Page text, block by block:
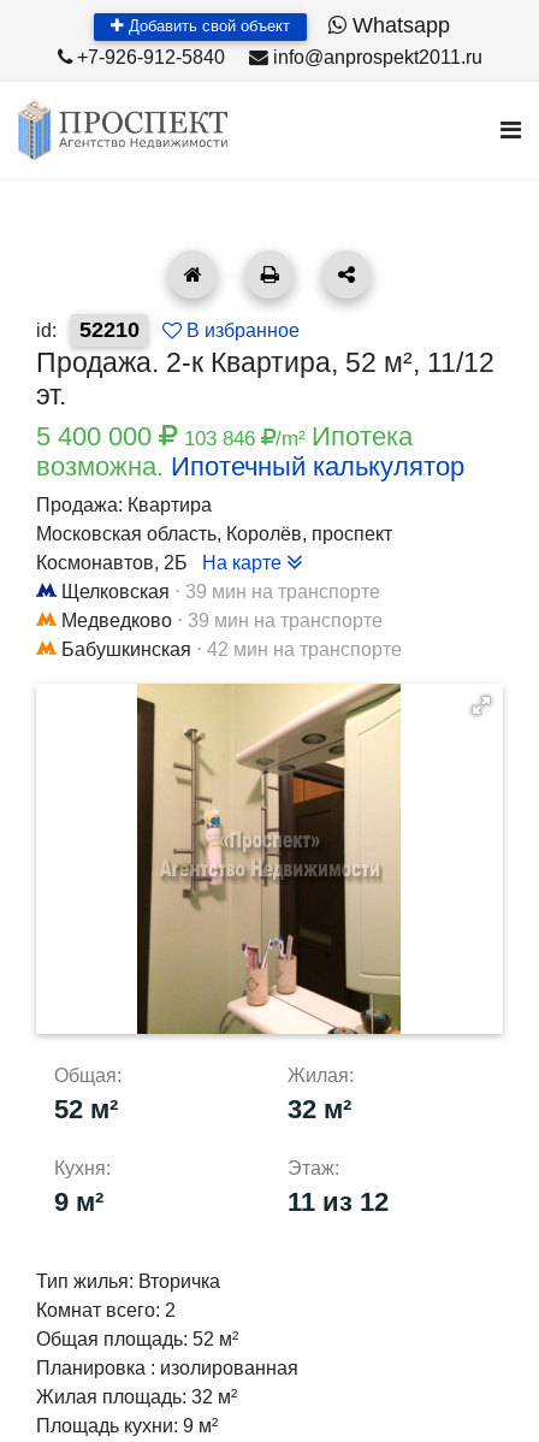
Добавить свой объект Whatsapp
+7-926-912-5840 info@anprospekt2011.ru
id: 52210 В избранное
Продажа. 2-к Квартира, 52 м², 11/12
эт.
5 400 000 103 846 /m² Ипотека
возможна. Ипотечный калькулятор
Продажа: Квартира
Московская область, Королёв, проспект
Космонавтов, 2Б
На карте
Щелковская ⋅ 39 мин на транспорте
Медведково ⋅ 39 мин на транспорте
Бабушкинская ⋅ 42 мин на транспорте
Общая:
52 м²
Жилая:
32 м²
Кухня:
9 м²
Этаж:
11 из 12
Тип жилья: Вторичка
Комнат всего: 2
Общая площадь: 52 м²
Планировка : изолированная
Жилая площадь: 32 м²
Площадь кухни: 9 м²